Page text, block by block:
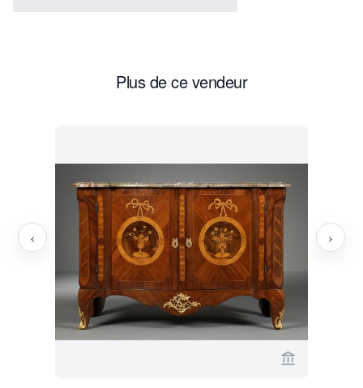
Plus de ce vendeur
Voir la page
‹ ›